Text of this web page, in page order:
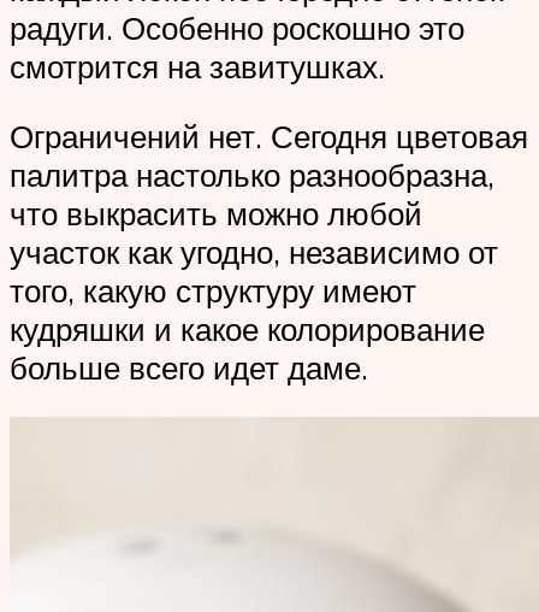
радуги. Особенно роскошно это
смотрится на завитушках.
Ограничений нет. Сегодня цветовая
палитра настолько разнообразна,
что выкрасить можно любой
участок как угодно, независимо от
того, какую структуру имеют
кудряшки и какое колорирование
больше всего идет даме.